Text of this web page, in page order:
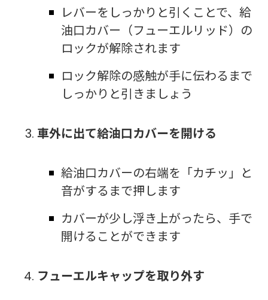
レバーをしっかりと引くことで、給
油口カバー（フューエルリッド）の
ロックが解除されます
ロック解除の感触が手に伝わるまで
しっかりと引きましょう
車外に出て給油口カバーを開ける
給油口カバーの右端を「カチッ」と
音がするまで押します
カバーが少し浮き上がったら、手で
開けることができます
フューエルキャップを取り外す